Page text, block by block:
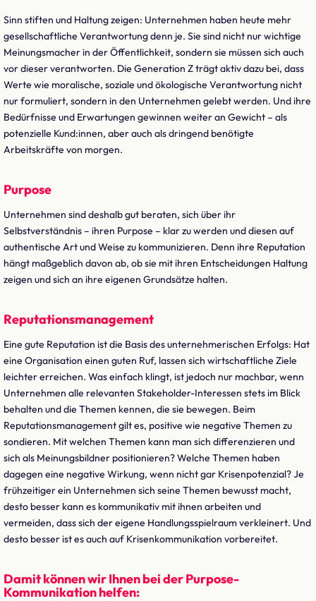
Sinn stiften und Haltung zeigen: Unternehmen haben heute mehr
gesellschaftliche Verantwortung denn je. Sie sind nicht nur wichtige
Meinungsmacher in der Öffentlichkeit, sondern sie müssen sich auch
vor dieser verantworten. Die Generation Z trägt aktiv dazu bei, dass
Werte wie moralische, soziale und ökologische Verantwortung nicht
nur formuliert, sondern in den Unternehmen gelebt werden. Und ihre
Bedürfnisse und Erwartungen gewinnen weiter an Gewicht – als
potenzielle Kund:innen, aber auch als dringend benötigte
Arbeitskräfte von morgen.
Purpose
Unternehmen sind deshalb gut beraten, sich über ihr
Selbstverständnis – ihren Purpose – klar zu werden und diesen auf
authentische Art und Weise zu kommunizieren. Denn ihre Reputation
hängt maßgeblich davon ab, ob sie mit ihren Entscheidungen Haltung
zeigen und sich an ihre eigenen Grundsätze halten.
Reputationsmanagement
Eine gute Reputation ist die Basis des unternehmerischen Erfolgs: Hat
eine Organisation einen guten Ruf, lassen sich wirtschaftliche Ziele
leichter erreichen. Was einfach klingt, ist jedoch nur machbar, wenn
Unternehmen alle relevanten Stakeholder-Interessen stets im Blick
behalten und die Themen kennen, die sie bewegen. Beim
Reputationsmanagement gilt es, positive wie negative Themen zu
sondieren. Mit welchen Themen kann man sich differenzieren und
sich als Meinungsbildner positionieren? Welche Themen haben
dagegen eine negative Wirkung, wenn nicht gar Krisenpotenzial? Je
frühzeitiger ein Unternehmen sich seine Themen bewusst macht,
desto besser kann es kommunikativ mit ihnen arbeiten und
vermeiden, dass sich der eigene Handlungsspielraum verkleinert. Und
desto besser ist es auch auf Krisenkommunikation vorbereitet.
Damit können wir Ihnen bei der Purpose-
Kommunikation helfen: